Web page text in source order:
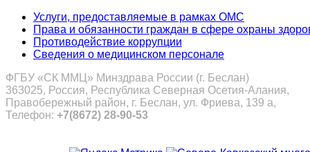
Услуги, предоставляемые в рамках ОМС
Права и обязанности граждан в сфере охраны
Противодействие коррупции
Сведения о медицинском персонале
ФГБУ «СК ММЦ» Минздрава России (г. Беслан)
363025, Россия, Республика Северная Осетия-Алания,
Правобережный район, г. Беслан, ул. Фриева, 139 а,
Телефон: +7(8672) 28-90-53